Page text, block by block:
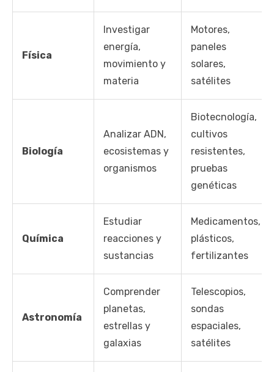
Física
Investigar
energía,
movimiento y
materia
Motores,
paneles
solares,
satélites
Biología
Analizar ADN,
ecosistemas y
organismos
Biotecnología,
cultivos
resistentes,
pruebas
genéticas
Química
Estudiar
reacciones y
sustancias
Medicamentos,
plásticos,
fertilizantes
Astronomía
Comprender
planetas,
estrellas y
galaxias
Telescopios,
sondas
espaciales,
satélites